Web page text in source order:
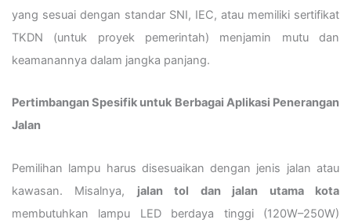
yang sesuai dengan standar SNI, IEC, atau memiliki sertifikat
TKDN (untuk proyek pemerintah) menjamin mutu dan
keamanannya dalam jangka panjang.
Pertimbangan Spesifik untuk Berbagai Aplikasi Penerangan
Jalan
Pemilihan lampu harus disesuaikan dengan jenis jalan atau
kawasan. Misalnya, jalan tol dan jalan utama kota
membutuhkan lampu LED berdaya tinggi (120W–250W)